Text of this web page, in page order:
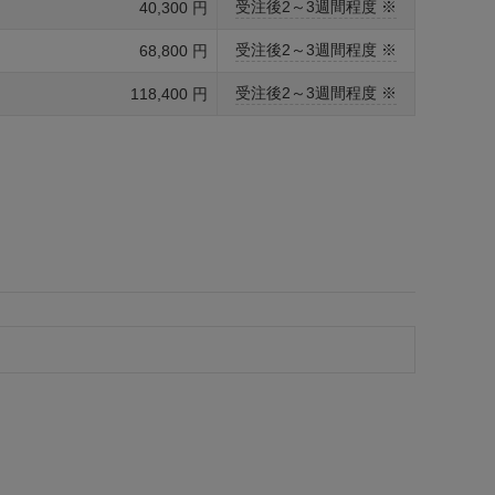
40,300 円 受注後2～3週間程度 ※
68,800 円 受注後2～3週間程度 ※
118,400 円 受注後2～3週間程度 ※